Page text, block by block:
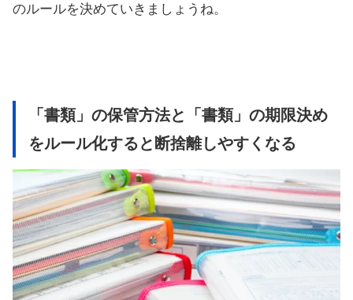
のルールを決めていきましょうね。
「書類」の保管方法と「書類」の期限決め
をルール化すると断捨離しやすくなる